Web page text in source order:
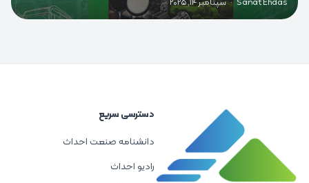
Sanat Ehdas
· سپتامبر 14, 2025
دسترسی سریع
دانشنامه صنعت احداث
رادیو احداث